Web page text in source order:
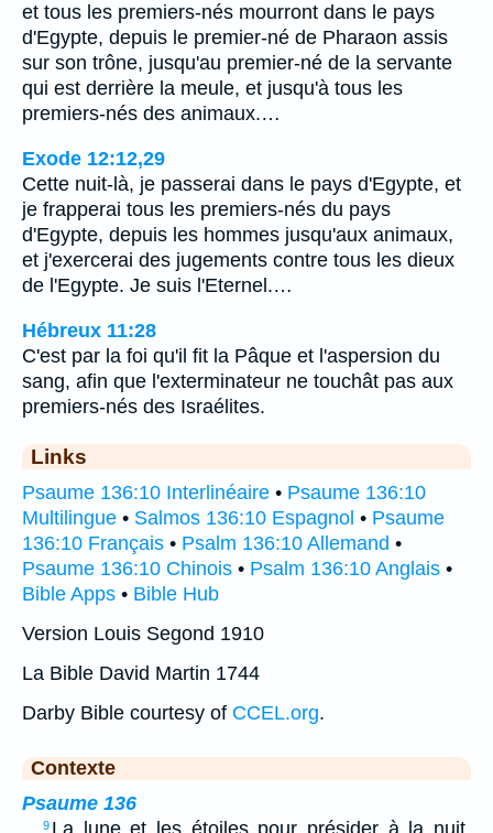
et tous les premiers-nés mourront dans le pays
d'Egypte, depuis le premier-né de Pharaon assis
sur son trône, jusqu'au premier-né de la servante
qui est derrière la meule, et jusqu'à tous les
premiers-nés des animaux.…
Exode 12:12,29
Cette nuit-là, je passerai dans le pays d'Egypte, et
je frapperai tous les premiers-nés du pays
d'Egypte, depuis les hommes jusqu'aux animaux,
et j'exercerai des jugements contre tous les dieux
de l'Egypte. Je suis l'Eternel.…
Hébreux 11:28
C'est par la foi qu'il fit la Pâque et l'aspersion du
sang, afin que l'exterminateur ne touchât pas aux
premiers-nés des Israélites.
Links
Psaume 136:10 Interlinéaire • Psaume 136:10
Multilingue • Salmos 136:10 Espagnol • Psaume
136:10 Français • Psalm 136:10 Allemand •
Psaume 136:10 Chinois • Psalm 136:10 Anglais •
Bible Apps • Bible Hub
Version Louis Segond 1910
La Bible David Martin 1744
Darby Bible courtesy of CCEL.org.
Contexte
Psaume 136
9 La lune et les étoiles pour présider à la nuit,